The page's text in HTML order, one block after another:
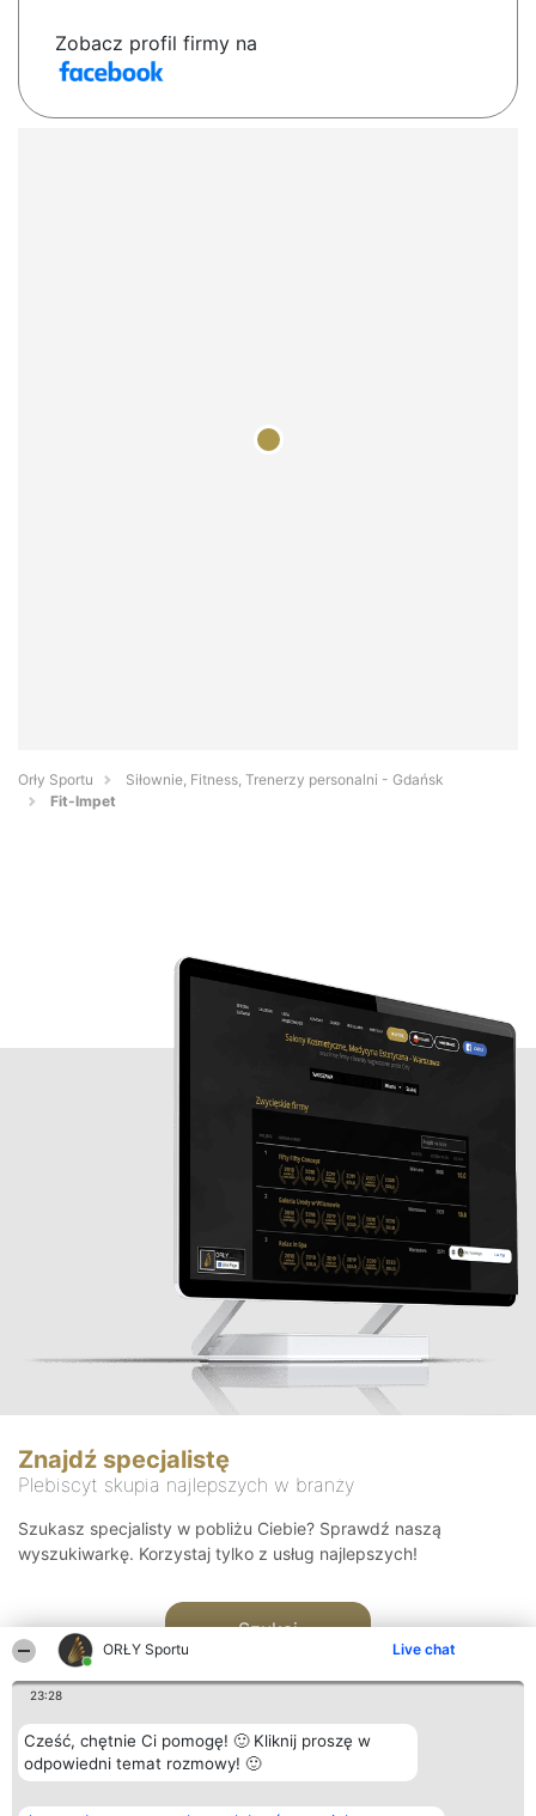
ORŁY Sportu Live chat
23:28
Cześć, chętnie Ci pomogę! 🙂 Kliknij proszę w
odpowiedni temat rozmowy! 🙂
Zobacz profil firmy na
Orły Sportu
Siłownie, Fitness, Trenerzy personalni - Gdańsk
Fit-Impet
Znajdź specjalistę
Plebiscyt skupia najlepszych w branży
Szukasz specjalisty w pobliżu Ciebie? Sprawdź naszą
wyszukiwarkę. Korzystaj tylko z usług najlepszych!
Szukaj
Organizator plebiscytu Plebiscyt Kontakt